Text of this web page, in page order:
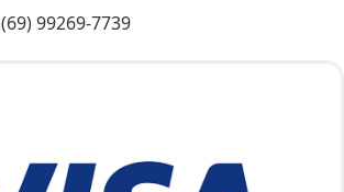
(69) 99269-7739